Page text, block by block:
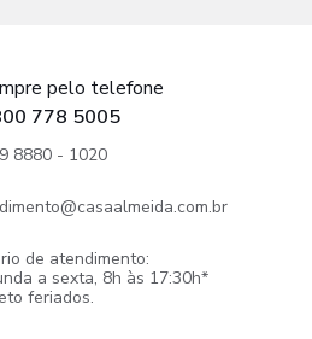
pelo telefone
778 5005
8880 - 1020
de atendimento:
a sexta, 8h às 17:30h*
feriados.